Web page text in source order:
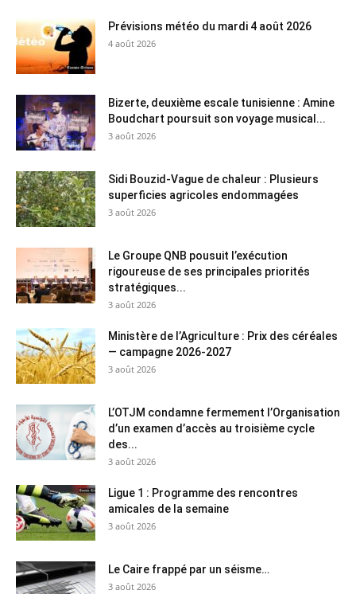
Prévisions météo du mardi 4 août 2026
4 août 2026
Bizerte, deuxième escale tunisienne : Amine
Boudchart poursuit son voyage musical...
3 août 2026
Sidi Bouzid-Vague de chaleur : Plusieurs
superficies agricoles endommagées
3 août 2026
Le Groupe QNB pousuit l’exécution
rigoureuse de ses principales priorités
stratégiques...
3 août 2026
Ministère de l’Agriculture : Prix des céréales
— campagne 2026-2027
3 août 2026
L’OTJM condamne fermement l’Organisation
d’un examen d’accès au troisième cycle
des...
3 août 2026
Ligue 1 : Programme des rencontres
amicales de la semaine
3 août 2026
Le Caire frappé par un séisme…
3 août 2026